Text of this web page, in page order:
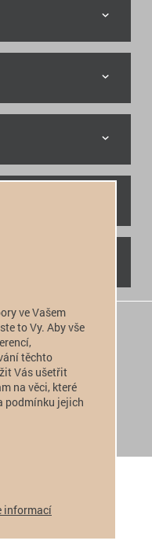
774 949 776
ve Vašem
to Vy. Aby vše
těchto
Vás ušetřit
na věci, které
podmínku jejich
informací
vytvořeno